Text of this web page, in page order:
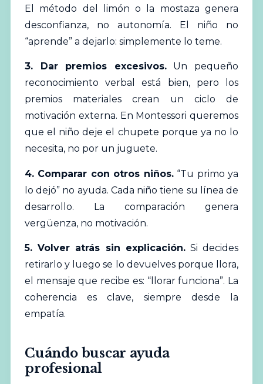
El método del limón o la mostaza genera
desconfianza, no autonomía. El niño no
“aprende” a dejarlo: simplemente lo teme.
3. Dar premios excesivos.Un pequeño
reconocimiento verbal está bien, pero los
premios materiales crean un ciclo de
motivación externa. En Montessori queremos
que el niño deje el chupete porque ya no lo
necesita, no por un juguete.
4. Comparar con otros niños.“Tu primo ya
lo dejó” no ayuda. Cada niño tiene su línea de
desarrollo. La comparación genera
vergüenza, no motivación.
5. Volver atrás sin explicación.Si decides
retirarlo y luego se lo devuelves porque llora,
el mensaje que recibe es: “llorar funciona”. La
coherencia es clave, siempre desde la
empatía.
Cuándo buscar ayuda
profesional